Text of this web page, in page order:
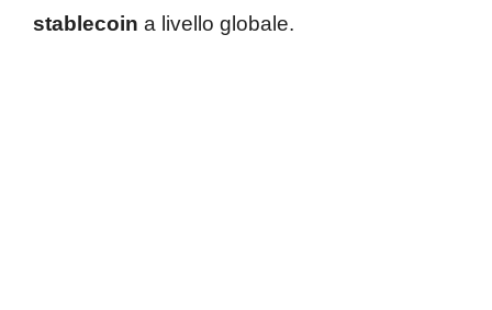
stablecoin a livello globale.